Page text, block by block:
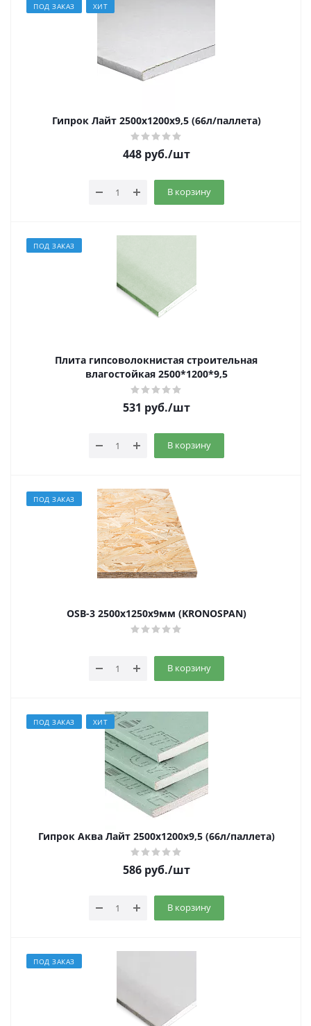
ПОД ЗАКАЗ ХИТ
Гипрок Лайт 2500х1200х9,5 (66л/паллета)
448руб./шт
В корзину
ПОД ЗАКАЗ
Плита гипсоволокнистая строительная
влагостойкая 2500*1200*9,5
531 руб./шт
В корзину
ПОД ЗАКАЗ
OSB-3 2500х1250х9мм (KRONOSPAN)
В корзину
ПОД ЗАКАЗ ХИТ
Гипрок Аква Лайт 2500х1200х9,5 (66л/паллета)
586руб./шт
В корзину
ПОД ЗАКАЗ